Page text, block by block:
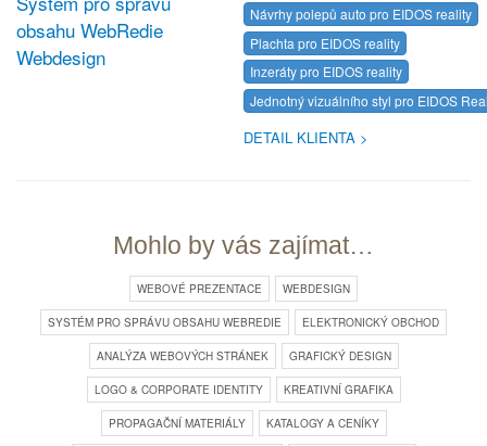
obsahu WebRedie
Webdesign
Návrhy polepů auto pro EIDOS reality
Plachta pro EIDOS reality
Inzeráty pro EIDOS reality
Jednotný vizuálního styl pro EIDOS
DETAIL KLIENTA
Mohlo by vás zajímat…
WEBOVÉ PREZENTACE WEBDESIGN
SYSTÉM PRO SPRÁVU OBSAHU WEBREDIE ELEKTRONICKÝ OBCHOD
ANALÝZA WEBOVÝCH STRÁNEK GRAFICKÝ DESIGN
LOGO & CORPORATE IDENTITY KREATIVNÍ GRAFIKA
PROPAGAČNÍ MATERIÁLY KATALOGY A CENÍKY